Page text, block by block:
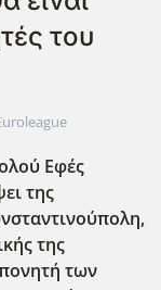
του
Εφές
της
της
των